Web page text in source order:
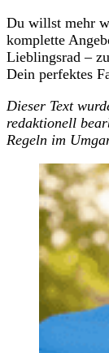
Du willst mehr
komplette
Lieblingsrad –
Dein perfektes
Dieser Text
redaktionell
Regeln im